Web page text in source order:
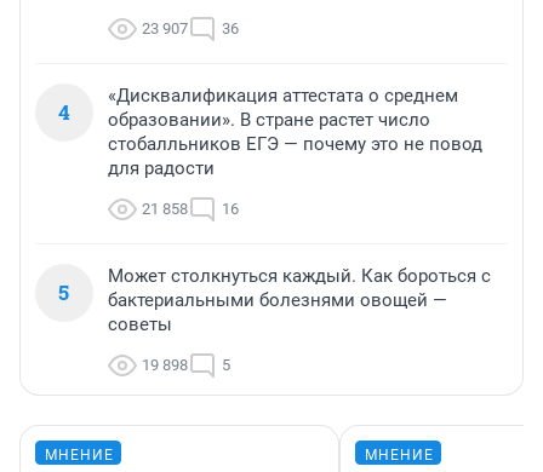
23 907 36
4
«Дисквалификация аттестата о среднем
образовании». В стране растет число
стобалльников ЕГЭ — почему это не повод
для радости
21 858 16
5
Может столкнуться каждый. Как бороться с
бактериальными болезнями овощей —
советы
19 898 5
МНЕНИЕ МНЕНИЕ